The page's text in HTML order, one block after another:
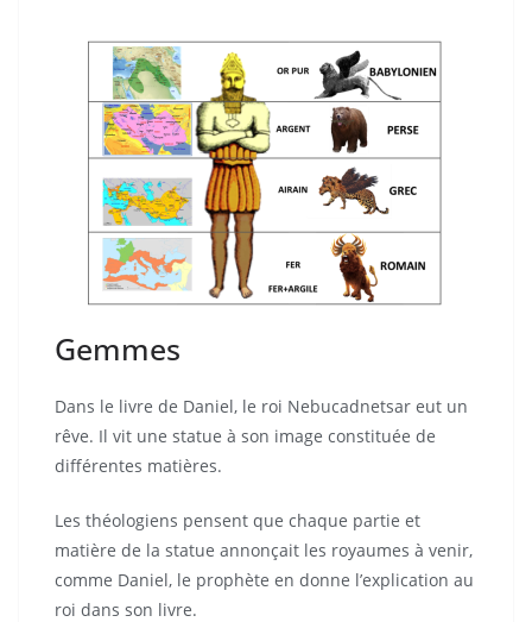
Gemmes
Dans le livre de Daniel, le roi Nebucadnetsar eut un
rêve. Il vit une statue à son image constituée de
différentes matières.
Les théologiens pensent que chaque partie et
matière de la statue annonçait les royaumes à venir,
comme Daniel, le prophète en donne l’explication au
roi dans son livre.